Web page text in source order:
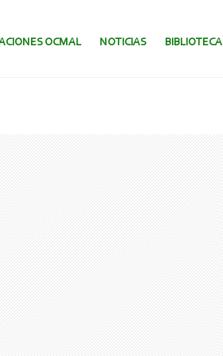
OCMAL NOTICIAS BIBLIOTECA